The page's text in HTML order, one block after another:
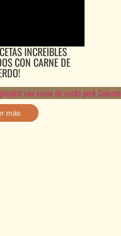
INCREÍBLES
CON CARNE DE
más